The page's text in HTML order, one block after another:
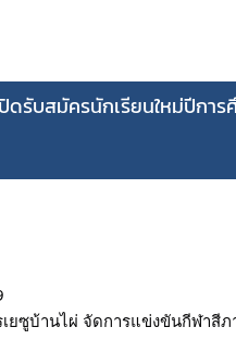
ดรับสมัครนักเรียนใหม่ปีการ
เยซูบ้านไผ่ จัดการแข่งขันกีฬาสี